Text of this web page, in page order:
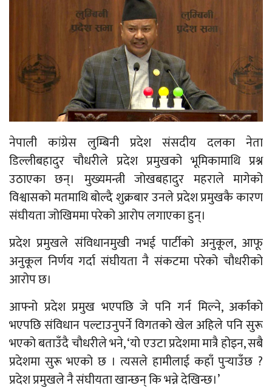
नेपाली कांग्रेस लुम्बिनी प्रदेश संसदीय दलका नेता
डिल्लीबहादुर चौधरीले प्रदेश प्रमुखको भूमिकामाथि प्रश्न
उठाएका छन्। मुख्यमन्त्री जोखबहादुर महराले मागेको
विश्वासको मतमाथि बोल्दै शुक्रबार उनले प्रदेश प्रमुखकै कारण
संघीयता जोखिममा परेको आरोप लगाएका हुन्।
प्रदेश प्रमुखले संविधानमुखी नभई पार्टीको अनुकूल, आफू
अनुकूल निर्णय गर्दा संघीयता नै संकटमा परेको चौधरीको
आरोप छ।
आफ्नो प्रदेश प्रमुख भएपछि जे पनि गर्न मिल्ने, अर्काको
भएपछि संविधान पल्टाउनुपर्ने विगतको खेल अहिले पनि सुरू
भएको बताउँदै चौधरीले भने, ‘यो एउटा प्रदेशमा मात्रै होइन, सबै
प्रदेशमा सुरू भएको छ । त्यसले हामीलाई कहाँ पुर्‍याउँछ ?
प्रदेश प्रमुखले नै संघीयता खान्छन् कि भन्ने देखिन्छ।’